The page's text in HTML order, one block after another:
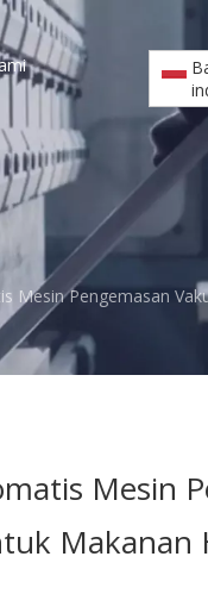
Mesin Pengemasan
Mesin
Makanan